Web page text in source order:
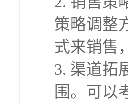
策略调整
式来销售
3. 渠道拓
围。可以